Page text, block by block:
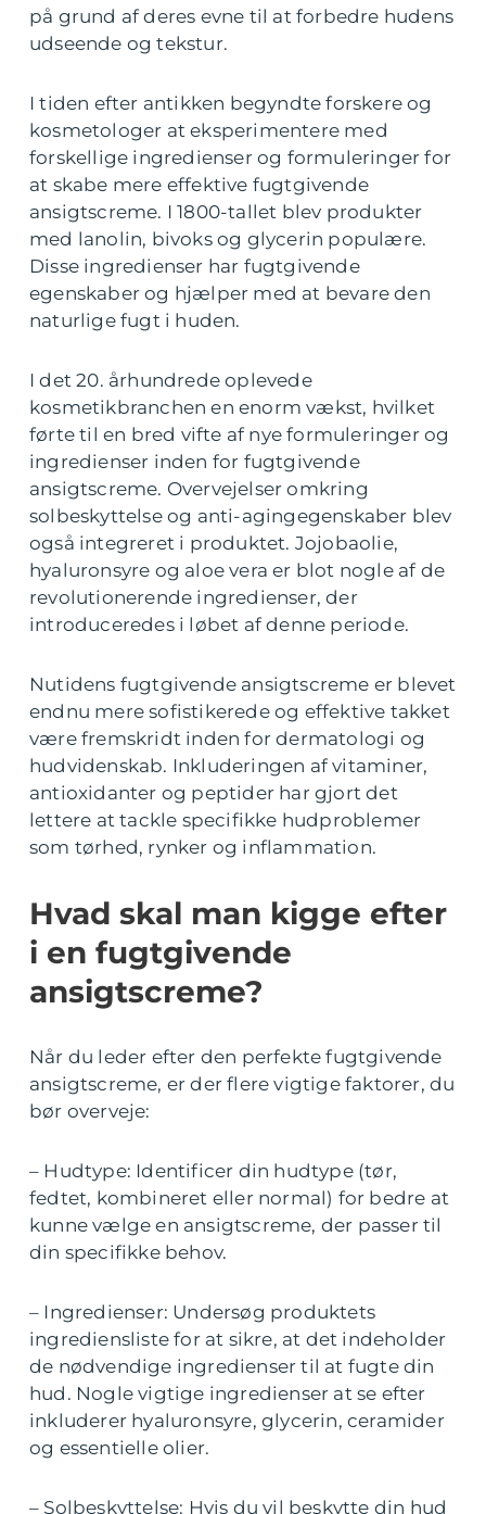
på grund af deres evne til at forbedre hudens
udseende og tekstur.
I tiden efter antikken begyndte forskere og
kosmetologer at eksperimentere med
forskellige ingredienser og formuleringer for
at skabe mere effektive fugtgivende
ansigtscreme. I 1800-tallet blev produkter
med lanolin, bivoks og glycerin populære.
Disse ingredienser har fugtgivende
egenskaber og hjælper med at bevare den
naturlige fugt i huden.
I det 20. århundrede oplevede
kosmetikbranchen en enorm vækst, hvilket
førte til en bred vifte af nye formuleringer og
ingredienser inden for fugtgivende
ansigtscreme. Overvejelser omkring
solbeskyttelse og anti-agingegenskaber blev
også integreret i produktet. Jojobaolie,
hyaluronsyre og aloe vera er blot nogle af de
revolutionerende ingredienser, der
introduceredes i løbet af denne periode.
Nutidens fugtgivende ansigtscreme er blevet
endnu mere sofistikerede og effektive takket
være fremskridt inden for dermatologi og
hudvidenskab. Inkluderingen af vitaminer,
antioxidanter og peptider har gjort det
lettere at tackle specifikke hudproblemer
som tørhed, rynker og inflammation.
Hvad skal man kigge efter
i en fugtgivende
ansigtscreme?
Når du leder efter den perfekte fugtgivende
ansigtscreme, er der flere vigtige faktorer, du
bør overveje:
– Hudtype: Identificer din hudtype (tør,
fedtet, kombineret eller normal) for bedre at
kunne vælge en ansigtscreme, der passer til
din specifikke behov.
– Ingredienser: Undersøg produktets
ingrediensliste for at sikre, at det indeholder
de nødvendige ingredienser til at fugte din
hud. Nogle vigtige ingredienser at se efter
inkluderer hyaluronsyre, glycerin, ceramider
og essentielle olier.
– Solbeskyttelse: Hvis du vil beskytte din hud